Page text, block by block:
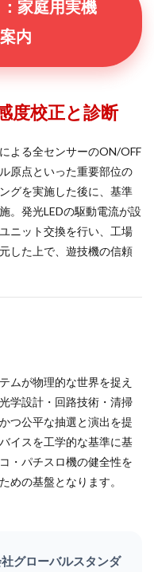
家庭用実機
内
度校正と診断
よる全センサーのON/OFF
原点といった重要部位の
グを実施した後に、基準
。発光LEDの駆動電流が設
ニット交換を行い、工場
した上で、遊技機の信頼
ムが物理的な世界を捉え
学設計・回路技術・清掃
つ公平な抽選と演出を提
イスを工学的な基準に基
・パチスロ機の健全性を
めの基盤となります。
グローバルスタンダ